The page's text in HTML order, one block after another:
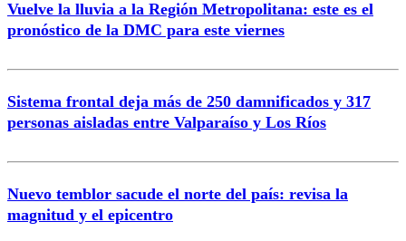
Enviar comentario
Vuelve la lluvia a la Región Metropolitana: este es el
pronóstico de la DMC para este viernes
Sistema frontal deja más de 250 damnificados y 317
personas aisladas entre Valparaíso y Los Ríos
Nuevo temblor sacude el norte del país: revisa la
magnitud y el epicentro